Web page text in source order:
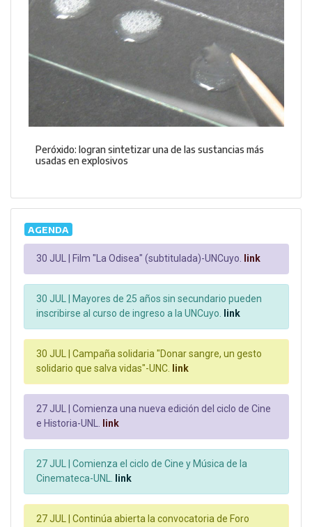
Peróxido: logran sintetizar una de las sustancias más
usadas en explosivos
AGENDA
30 JUL | Film "La Odisea" (subtitulada)-UNCuyo. link
30 JUL |
Mayores de 25 años sin secundario pueden
inscribirse al curso de ingreso a la UNCuyo.
link
30 JUL |
Campaña solidaria "Donar sangre, un gesto
solidario que salva vidas"-UNC.
link
27 JUL |
Comienza una nueva edición del ciclo de Cine
e Historia-UNL.
link
27 JUL |
Comienza el ciclo de Cine y Música de la
Cinemateca-UNL.
link
27 JUL |
Continúa abierta la convocatoria de Foro